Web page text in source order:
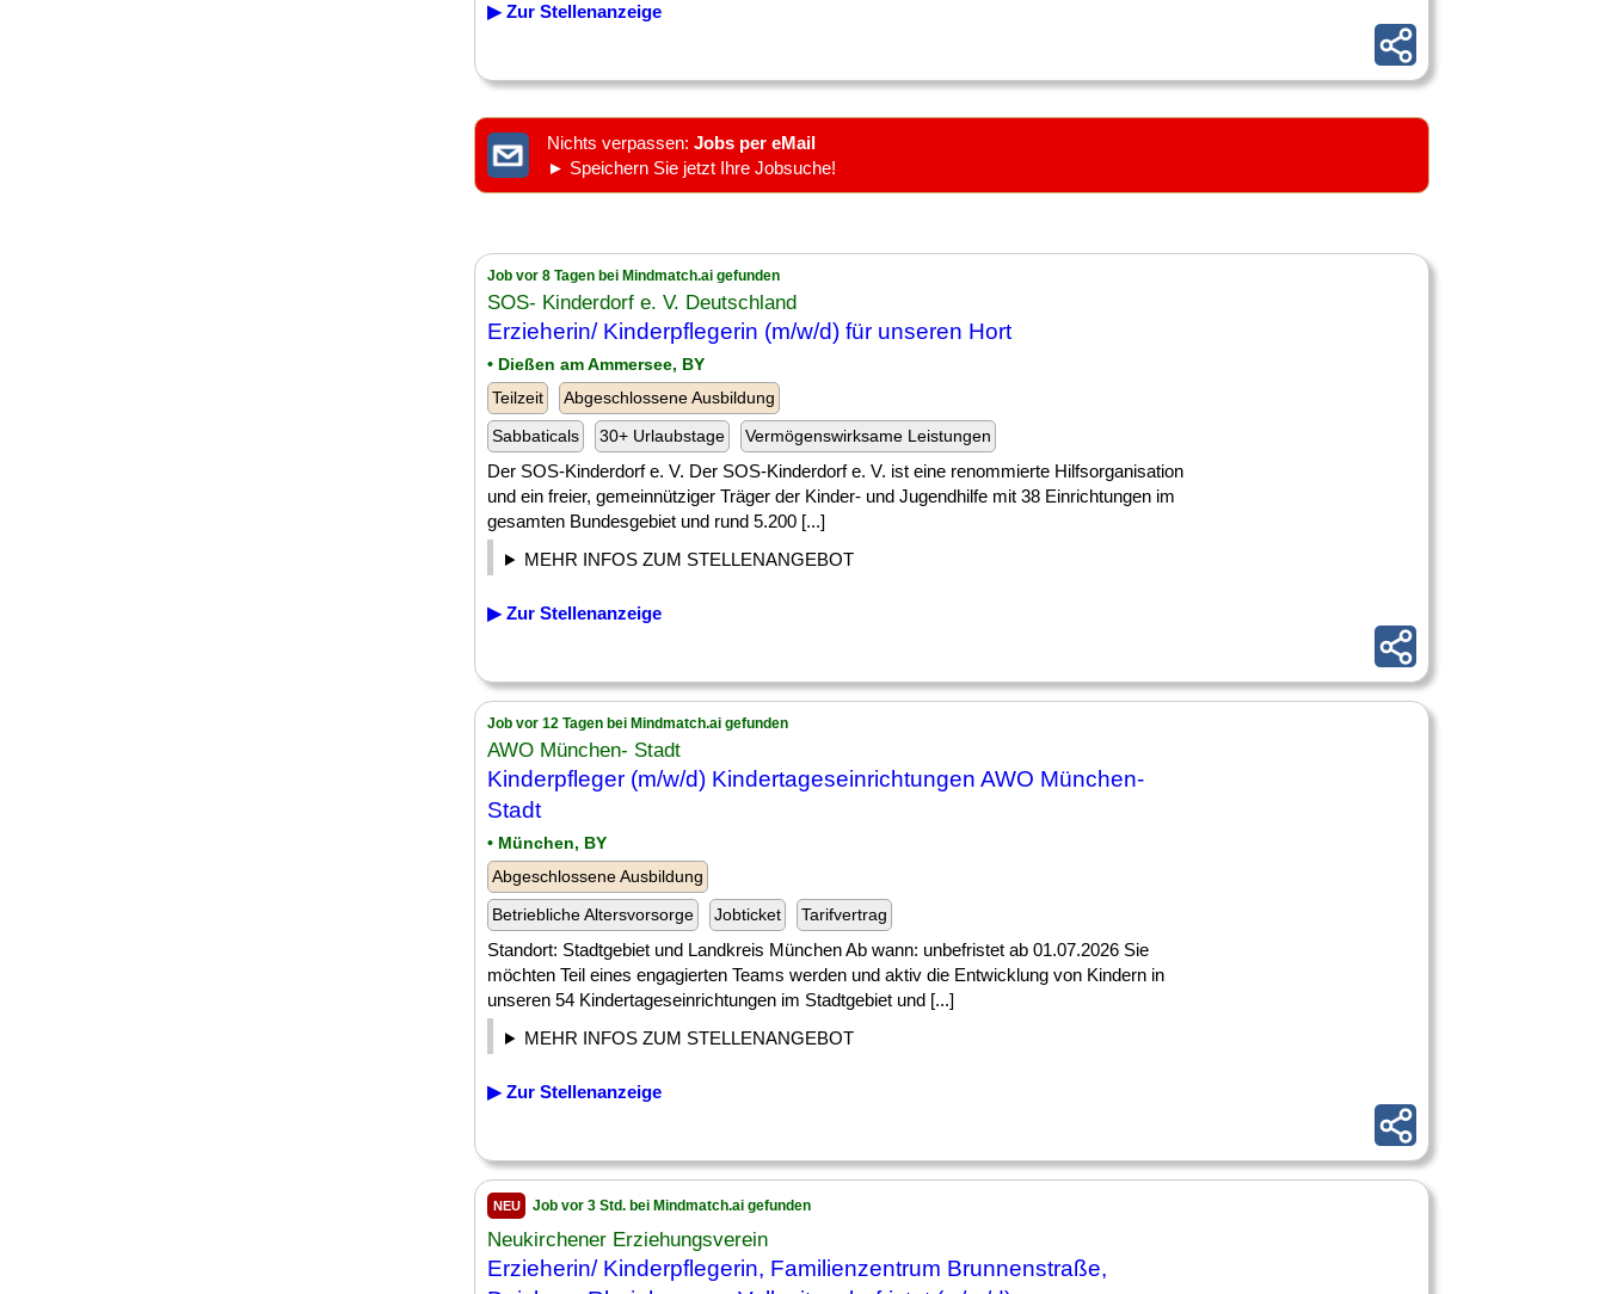
▶ Zur Stellenanzeige
Nichts verpassen: Jobs per eMail
► Speichern Sie jetzt Ihre Jobsuche!
Job vor 8 Tagen bei Mindmatch.ai gefunden
SOS- Kinderdorf e. V. Deutschland
Erzieherin/ Kinderpflegerin (m/w/d) für unseren Hort
• Dießen am Ammersee, BY
Teilzeit
Abgeschlossene Ausbildung
Sabbaticals
30+ Urlaubstage Vermögenswirksame Leistungen
Der SOS-Kinderdorf e. V. Der SOS-Kinderdorf e. V. ist eine renommierte Hilfsorganisation
und ein freier, gemeinnütziger Träger der Kinder- und Jugendhilfe mit 38 Einrichtungen im
gesamten Bundesgebiet und rund 5.200 [...]
MEHR INFOS ZUM STELLENANGEBOT
▶ Zur Stellenanzeige
Job vor 12 Tagen bei Mindmatch.ai gefunden
AWO München- Stadt
Kinderpfleger (m/w/d) Kindertageseinrichtungen AWO München-
Stadt
• München, BY
Abgeschlossene Ausbildung
Betriebliche Altersvorsorge
Jobticket Tarifvertrag
Standort: Stadtgebiet und Landkreis München Ab wann: unbefristet ab 01.07.2026 Sie
möchten Teil eines engagierten Teams werden und aktiv die Entwicklung von Kindern in
unseren 54 Kindertageseinrichtungen im Stadtgebiet und [...]
MEHR INFOS ZUM STELLENANGEBOT
▶ Zur Stellenanzeige
NEU Job vor 3 Std. bei Mindmatch.ai gefunden
Neukirchener Erziehungsverein
Erzieherin/ Kinderpflegerin, Familienzentrum Brunnenstraße,